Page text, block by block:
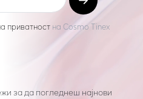
приватност на Cosmo Tinex
за да погледнеш најнови